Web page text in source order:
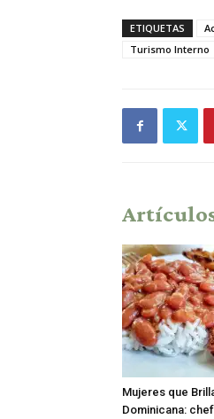
ETIQUETAS
Turismo Interno
Mujeres que
Dominicana: